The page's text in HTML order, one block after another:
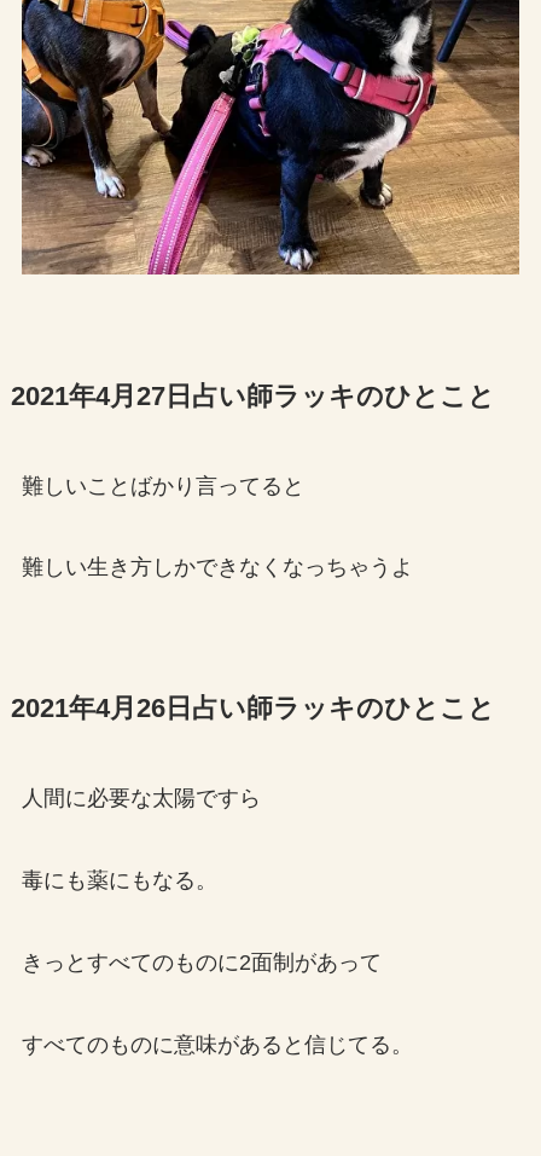
2021年4月27日占い師ラッキのひとこと
難しいことばかり言ってると
難しい生き方しかできなくなっちゃうよ
2021年4月26日占い師ラッキのひとこと
人間に必要な太陽ですら
毒にも薬にもなる。
きっとすべてのものに2面制があって
すべてのものに意味があると信じてる。